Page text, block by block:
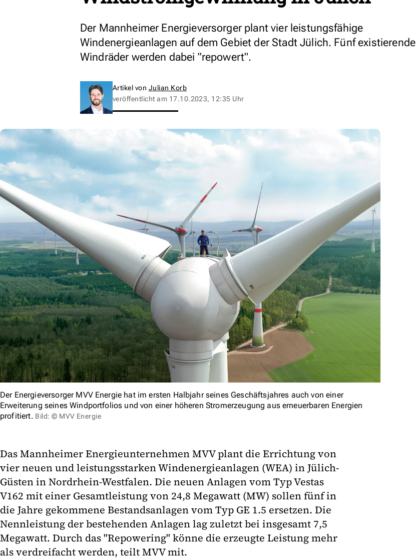
Der Mannheimer Energieversorger plant vier leistungsfähige
Windenergieanlagen auf dem Gebiet der Stadt Jülich. Fünf existierende
Windräder werden dabei "repowert".
Artikel von Julian Korb
veröffentlicht am 17.10.2023, 12:35 Uhr
Der Energieversorger MVV Energie hat im ersten Halbjahr seines Geschäftsjahres auch von einer
Erweiterung seines Windportfolios und von einer höheren Stromerzeugung aus erneuerbaren Energien
profitiert. Bild: © MVV Energie
Das Mannheimer Energieunternehmen MVV plant die Errichtung von
vier neuen und leistungsstarken Windenergieanlagen (WEA) in Jülich-
Güsten in Nordrhein-Westfalen. Die neuen Anlagen vom Typ Vestas
V162 mit einer Gesamtleistung von 24,8 Megawatt (MW) sollen fünf in
die Jahre gekommene Bestandsanlagen vom Typ GE 1.5 ersetzen. Die
Nennleistung der bestehenden Anlagen lag zuletzt bei insgesamt 7,5
Megawatt. Durch das "Repowering" könne die erzeugte Leistung mehr
als verdreifacht werden, teilt MVV mit.